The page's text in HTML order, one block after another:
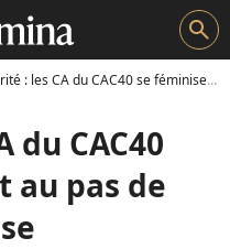
search
: les CA du CAC40 se féminisent au pas de course
du CAC40
au pas de